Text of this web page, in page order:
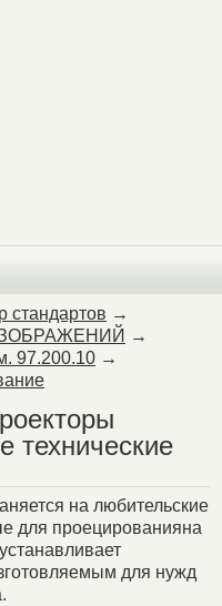
стандартов →
→
97.200.10 →
технические
на любительские
для проецированияна
для нужд